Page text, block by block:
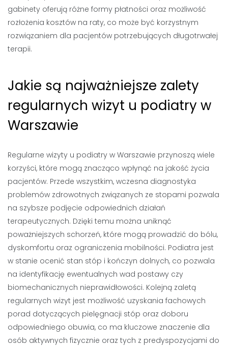
gabinety oferują różne formy płatności oraz możliwość
rozłożenia kosztów na raty, co może być korzystnym
rozwiązaniem dla pacjentów potrzebujących długotrwałej
terapii.
Jakie są najważniejsze zalety
regularnych wizyt u podiatry w
Warszawie
Regularne wizyty u podiatry w Warszawie przynoszą wiele
korzyści, które mogą znacząco wpłynąć na jakość życia
pacjentów. Przede wszystkim, wczesna diagnostyka
problemów zdrowotnych związanych ze stopami pozwala
na szybsze podjęcie odpowiednich działań
terapeutycznych. Dzięki temu można uniknąć
poważniejszych schorzeń, które mogą prowadzić do bólu,
dyskomfortu oraz ograniczenia mobilności. Podiatra jest
w stanie ocenić stan stóp i kończyn dolnych, co pozwala
na identyfikację ewentualnych wad postawy czy
biomechanicznych nieprawidłowości. Kolejną zaletą
regularnych wizyt jest możliwość uzyskania fachowych
porad dotyczących pielęgnacji stóp oraz doboru
odpowiedniego obuwia, co ma kluczowe znaczenie dla
osób aktywnych fizycznie oraz tych z predyspozycjami do